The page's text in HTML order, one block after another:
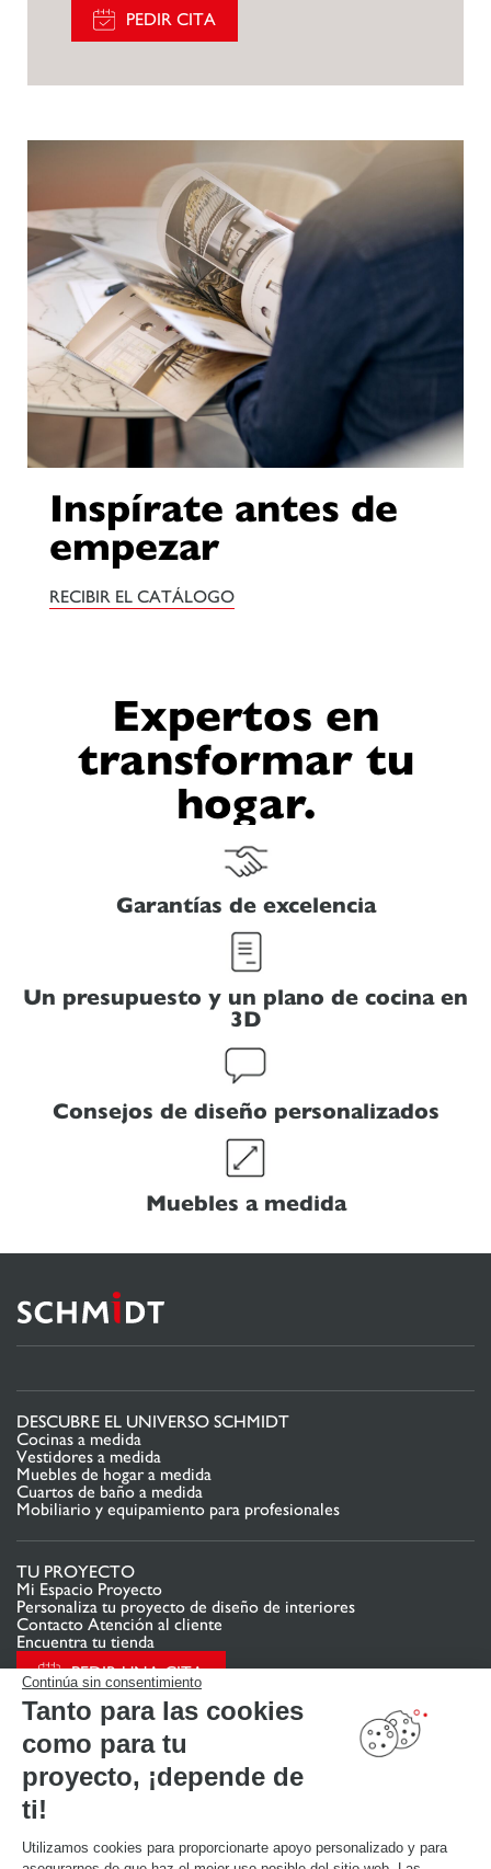
Continúa sin consentimiento
Tanto para las cookies
como para tu
proyecto, ¡depende de
ti!
Utilizamos cookies para proporcionarte apoyo personalizado y para
PEDIR CITA
Inspírate antes de
empezar
RECIBIR EL CATÁLOGO
Expertos en
transformar tu
hogar.
Garantías de excelencia
Un presupuesto y un plano de cocina en
3D
Consejos de diseño personalizados
Muebles a medida
DESCUBRE EL UNIVERSO SCHMIDT
Cocinas a medida
Vestidores a medida
Muebles de hogar a medida
Cuartos de baño a medida
Mobiliario y equipamiento para profesionales
TU PROYECTO
Mi Espacio Proyecto
Personaliza tu proyecto de diseño de interiores
Contacto Atención al cliente
Encuentra tu tienda
PEDIR UNA CITA
ENLACES ÚTILES
Promociones
Guías de instalación y mantenimiento
Descarga nuestro catálogo de cocinas, muebles de hogar, baños
ACERCA DE